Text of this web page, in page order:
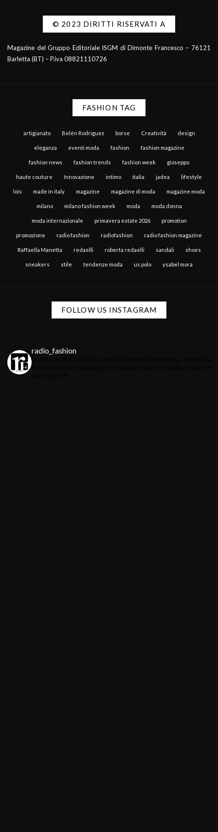
© 2023 DIRITTI RISERVATI A
Magazine del Gruppo Editoriale ISGM di Dimonte Francesco – 76121
Barletta (BT) – P.iva 08821110726
FASHION TAG
artigianato Belén Rodriguez borse Creatività design
eleganza eventi moda fashion fashion magazine
fashion news fashion trends fashion week gioseppo
haute couture Innovazione intimo italia jadea lifestyle
lois made in italy magazine magazine di moda magazine moda
milano milano fashion week moda moda donna
moda internazionale primavera estate 2026 promotion
promozione radio fashion radiofashion radio fashion magazine
Raffaella Manetta redaelli roberta redaelli sandali shoes
sneakers stile tendenze moda us polo ysabel mora
FOLLOW US INSTAGRAM
radio_fashion